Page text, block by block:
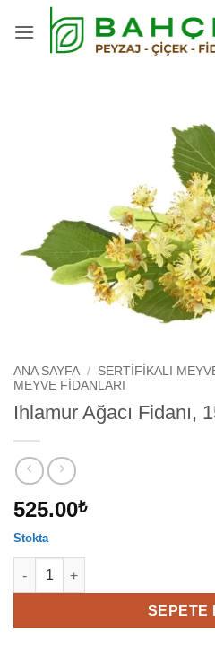
atla
ANA SAYFA / SERTIFIKALI
MEYVE FIDANLARI
Ihlamur Ağacı Fidanı,
525.00₺
Stokta
Ihlamur Ağacı Fidanı, 150-180 cm
SEPETE